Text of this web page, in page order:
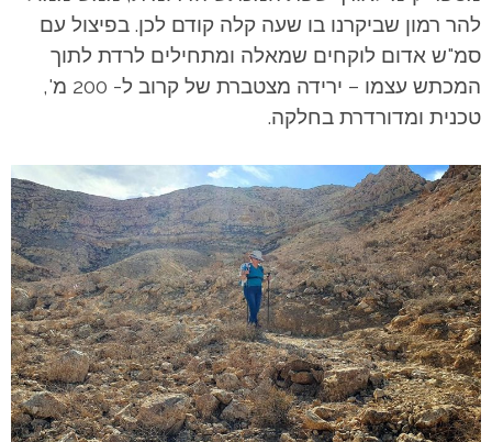
להר רמון שביקרנו בו שעה קלה קודם לכן. בפיצול עם
סמ"ש אדום לוקחים שמאלה ומתחילים לרדת לתוך
המכתש עצמו – ירידה מצטברת של קרוב ל- 200 מ',
טכנית ומדורדרת בחלקה.